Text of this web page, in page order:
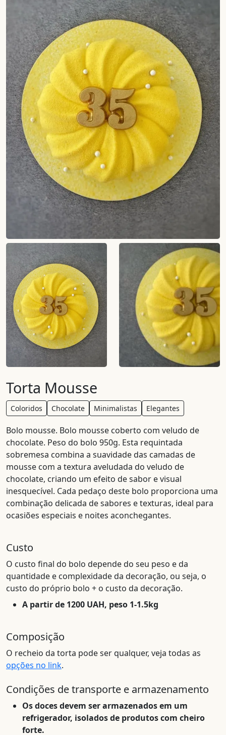
Torta Mousse
Coloridos Chocolate Minimalistas Elegantes
Bolo mousse. Bolo mousse coberto com veludo de
chocolate. Peso do bolo 950g. Esta requintada
sobremesa combina a suavidade das camadas de
mousse com a textura aveludada do veludo de
chocolate, criando um efeito de sabor e visual
inesquecível. Cada pedaço deste bolo proporciona uma
combinação delicada de sabores e texturas, ideal para
ocasiões especiais e noites aconchegantes.
Custo
O custo final do bolo depende do seu peso e da
quantidade e complexidade da decoração, ou seja, o
custo do próprio bolo + o custo da decoração.
A partir de 1200 UAH, peso 1-1.5kg
Composição
O recheio da torta pode ser qualquer, veja todas as
opções no link.
Condições de transporte e armazenamento
Os doces devem ser armazenados em um
refrigerador, isolados de produtos com cheiro
forte.